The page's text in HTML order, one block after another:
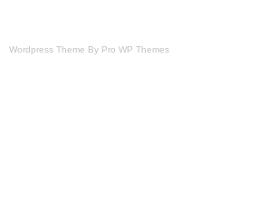
Wordpress Theme By Pro WP Themes